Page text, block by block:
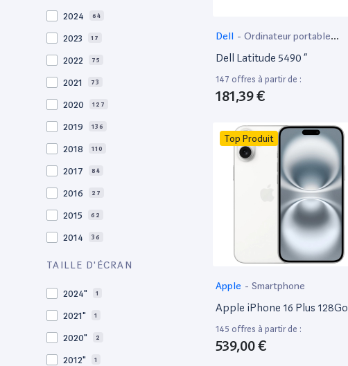
2024 64
2023 17
2022 75
2021 73
2020 127
2019 136
2018 110
2017 84
2016 27
2015 62
2014 36
2013
TAILLE D'ÉCRAN
2024" 1
2021" 1
2020" 2
2012" 1
Dell - Ordinateur portable
bureautique
Dell Latitude 5490 ”
147 offres à partir de :
181,39 €
Top Produit
Apple - Smartphone
Apple iPhone 16 Plus 128Go
145 offres à partir de :
539,00 €